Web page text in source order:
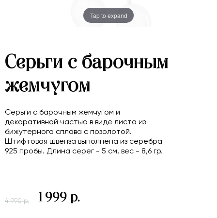
Tap to expand
Серьги с барочным
жемчугом
Серьги с барочным жемчугом и
декоративной частью в виде листа из
бижутерного сплава с позолотой.
Штифтовая швенза выполнена из серебра
925 пробы. Длина серег - 5 см, вес - 8,6 гр.
4 990 р. 1 999 р.